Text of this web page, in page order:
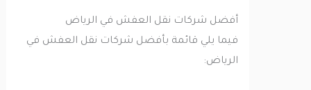
أفضل شركات نقل العفش في الرياض
فيما يلي قائمة بأفضل شركات نقل العفش في
الرياض: